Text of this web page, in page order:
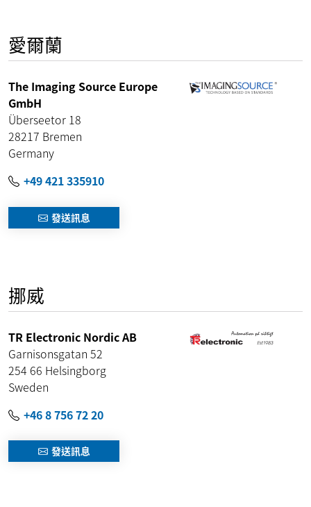
愛爾蘭
The Imaging Source Europe
GmbH
Überseetor 18
28217 Bremen
Germany
+49 421 335910
發送訊息
挪威
TR Electronic Nordic AB
Garnisonsgatan 52
254 66 Helsingborg
Sweden
+46 8 756 72 20
發送訊息